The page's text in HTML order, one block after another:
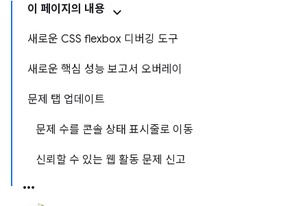
이 페이지의 내용
새로운 CSS flexbox 디버깅 도구
새로운 핵심 성능 보고서 오버레이
문제 탭 업데이트
문제 수를 콘솔 상태 표시줄로 이동
신뢰할 수 있는 웹 활동 문제 신고